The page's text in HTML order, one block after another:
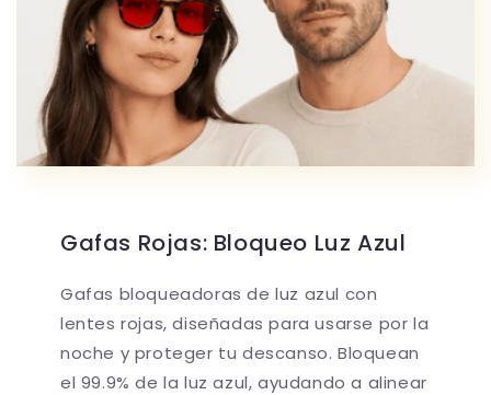
Gafas Rojas: Bloqueo Luz Azul
Gafas bloqueadoras de luz azul con
lentes rojas, diseñadas para usarse por la
noche y proteger tu descanso. Bloquean
el 99.9% de la luz azul, ayudando a alinear